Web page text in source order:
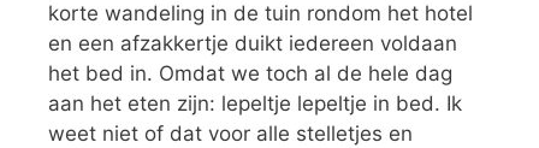
korte wandeling in de tuin rondom het hotel
en een afzakkertje duikt iedereen voldaan
het bed in. Omdat we toch al de hele dag
aan het eten zijn: lepeltje lepeltje in bed. Ik
weet niet of dat voor alle stelletjes en